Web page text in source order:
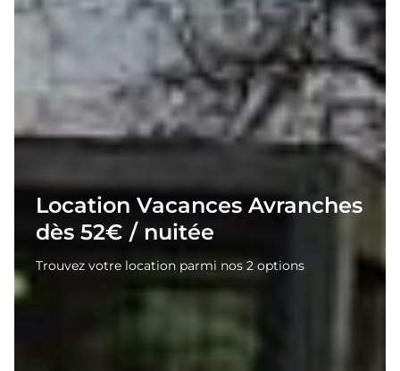
Location Vacances Avranches
dès 52€ / nuitée
Trouvez votre location parmi nos 2 options